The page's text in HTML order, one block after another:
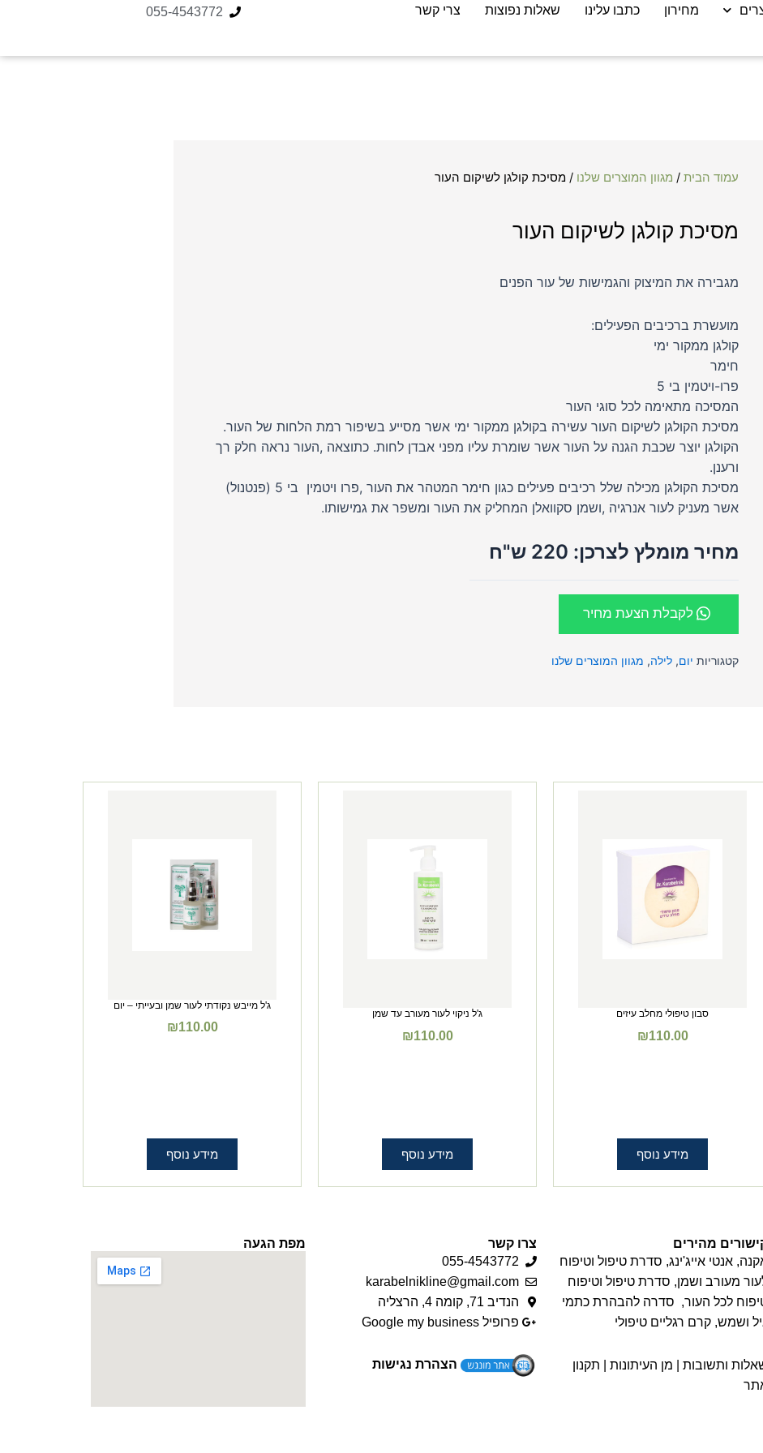
מחירון כתבו עלינו שאלות נפוצות צרי קשר 055-4543772
עמוד הבית / מגוון המוצרים שלנו / מסיכת קולגן לשיקום העור
מסיכת קולגן לשיקום העור
מגבירה את המיצוק והגמישות של עור הפנים
מועשרת ברכיבים הפעילים:
קולגן ממקור ימי
חימר
פרו-ויטמין בי 5
המסיכה מתאימה לכל סוגי העור
מסיכת הקולגן לשיקום העור עשירה בקולגן ממקור ימי אשר מסייע בשיפור רמת הלחות של העור.
הקולגן יוצר שכבת הגנה על העור אשר שומרת עליו מפני אבדן לחות. כתוצאה ,העור נראה חלק רך
ורענן.
מסיכת הקולגן מכילה שלל רכיבים פעילים כגון חימר המטהר את העור ,פרו ויטמין בי 5 (פנטנול)
אשר מעניק לעור אנרגיה ,ושמן סקוואלן המחליק את העור ומשפר את גמישותו.
מחיר מומלץ לצרכן: 220 ש"ח
לקבלת הצעת מחיר
קטגוריות יום,לילה, מגוון המוצרים שלנו
סבון טיפולי מחלב עיזים
₪110.00
מידע נוסף
ג'ל ניקוי לעור מעורב עד שמן
₪110.00
מידע נוסף
ג'ל מייבש נקודתי לעור שמן ובעייתי – יום
₪110.00
מידע נוסף
מהירים
, אנטי אייג'ינג, סדרת טיפול וטיפוח
מעורב ושמן, סדרת טיפול וטיפוח
לכל העור, סדרה להבהרת כתמי
ושמש, קרם רגליים טיפולי
ותשובות מן העיתונות
תקנון
צרו קשר
055-4543772
karabelnikline@gmail.com
הנדיב 71, קומה 4, הרצליה
פרופיל Google my business
הצהרת נגישות
מפת הגעה